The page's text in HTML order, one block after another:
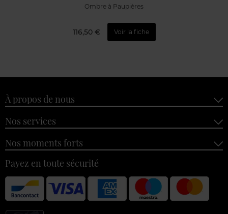
Ombre à Paupières
116,50 € Voir la fiche
À propos de nous
Nos services
Nos moments forts
Payez en toute sécurité